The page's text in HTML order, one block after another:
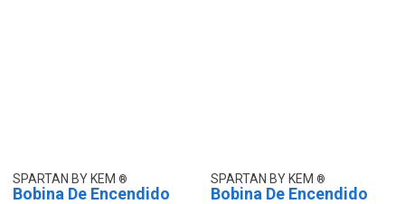
SPARTAN BY KEM
Bobina De Encendido
SPARTAN BY KEM
Bobina De Encendido